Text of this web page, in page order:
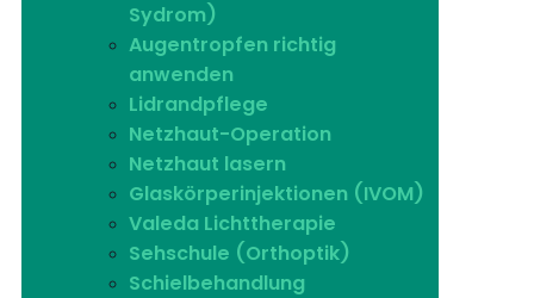
Sydrom)
Augentropfen richtig
anwenden
Lidrandpflege
Netzhaut-Operation
Netzhaut lasern
Glaskörperinjektionen (IVOM)
Valeda Lichttherapie
Sehschule (Orthoptik)
Schielbehandlung